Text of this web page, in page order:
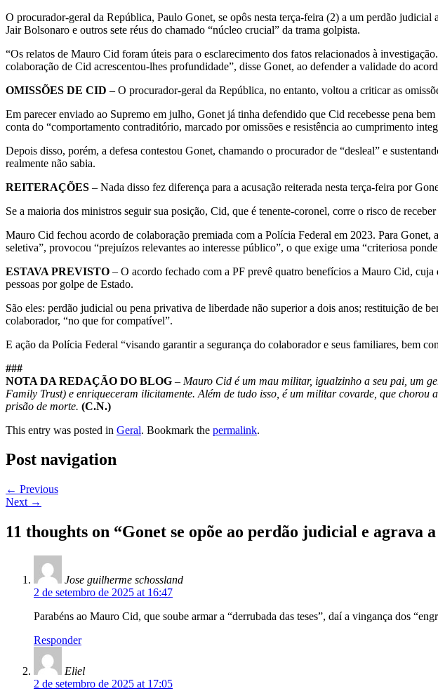
O procurador-geral da República, Paulo Gonet, se opôs nesta terça-feira (2) a um perdão
Jair Bolsonaro e outros sete réus do chamado “núcleo crucial” da trama golpista.
“Os relatos de Mauro Cid foram úteis para o esclarecimento dos fatos relacionados à
colaboração de Cid acrescentou-lhes profundidade”, disse Gonet, ao defender a validade do
OMISSÕES DE CID – O procurador-geral da República, no entanto, voltou a criticar as
Em parecer enviado ao Supremo em julho, Gonet já tinha defendido que Cid recebesse pena
conta do “comportamento contraditório, marcado por omissões e resistência ao cumprimento
Depois disso, porém, a defesa contestou Gonet, chamando o procurador de “desleal” e
realmente não sabia.
REITERAÇÕES – Nada disso fez diferença para a acusação reiterada nesta terça-feira por
Se a maioria dos ministros seguir sua posição, Cid, que é tenente-coronel, corre o risco de
Mauro Cid fechou acordo de colaboração premiada com a Polícia Federal em 2023. Para
seletiva”, provocou “prejuízos relevantes ao interesse público”, o que exige uma “criteriosa
ESTAVA PREVISTO – O acordo fechado com a PF prevê quatro benefícios a Mauro Cid,
pessoas por golpe de Estado.
São eles: perdão judicial ou pena privativa de liberdade não superior a dois anos; restituição de
colaborador, “no que for compatível”.
E ação da Polícia Federal “visando garantir a segurança do colaborador e seus familiares, bem
###
NOTA DA REDAÇÃO DO BLOG – Mauro Cid é um mau militar, igualzinho a seu pai, um
Family Trust) e enriqueceram ilicitamente. Além de tudo isso, é um militar covarde, que
prisão de morte. (C.N.)
This entry was posted in Geral. Bookmark the permalink.
Post navigation
← Previous
Next →
11 thoughts on “Gonet se opõe ao perdão judicial e agrava
Jose guilherme schossland
2 de setembro de 2025 at 16:47
Parabéns ao Mauro Cid, que soube armar a “derrubada das teses”, daí a vingança dos
Responder
Eliel
2 de setembro de 2025 at 17:05